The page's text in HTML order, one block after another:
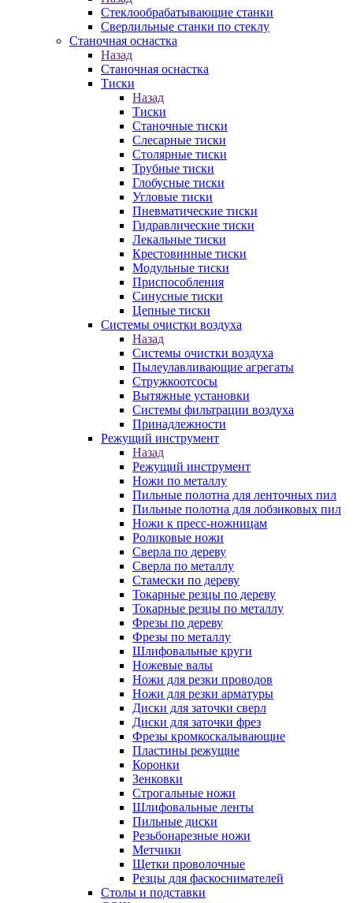
Стеклообрабатывающие станки
Сверлильные станки по стеклу
Станочная оснастка
Назад
Станочная оснастка
Тиски
Назад
Тиски
Станочные тиски
Слесарные тиски
Столярные тиски
Трубные тиски
Глобусные тиски
Угловые тиски
Пневматические тиски
Гидравлические тиски
Лекальные тиски
Крестовинные тиски
Модульные тиски
Приспособления
Синусные тиски
Цепные тиски
Системы очистки воздуха
Назад
Системы очистки воздуха
Пылеулавливающие агрегаты
Стружкоотсосы
Вытяжные установки
Системы фильтрации воздуха
Принадлежности
Режущий инструмент
Назад
Режущий инструмент
Ножи по металлу
Пильные полотна для ленточных пил
Пильные полотна для лобзиковых пил
Ножи к пресс-ножницам
Роликовые ножи
Сверла по дереву
Сверла по металлу
Стамески по дереву
Токарные резцы по дереву
Токарные резцы по металлу
Фрезы по дереву
Фрезы по металлу
Шлифовальные круги
Ножевые валы
Ножи для резки проводов
Ножи для резки арматуры
Диски для заточки сверл
Диски для заточки фрез
Фрезы кромкоскалывающие
Пластины режущие
Коронки
Зенковки
Строгальные ножи
Шлифовальные ленты
Пильные диски
Резьбонарезные ножи
Метчики
Щетки проволочные
Резцы для фаскоснимателей
Столы и подставки